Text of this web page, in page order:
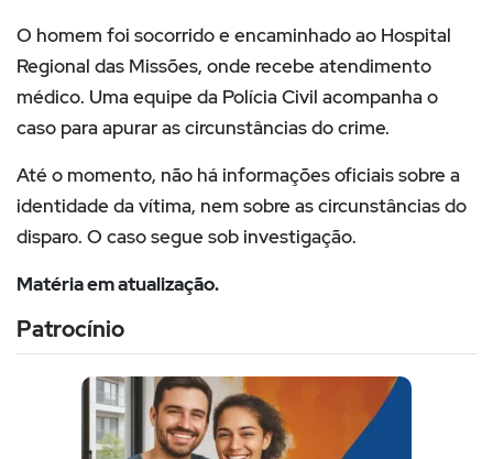
O homem foi socorrido e encaminhado ao Hospital
Regional das Missões, onde recebe atendimento
médico. Uma equipe da Polícia Civil acompanha o
caso para apurar as circunstâncias do crime.
Até o momento, não há informações oficiais sobre a
identidade da vítima, nem sobre as circunstâncias do
disparo. O caso segue sob investigação.
Matéria em atualização.
Patrocínio